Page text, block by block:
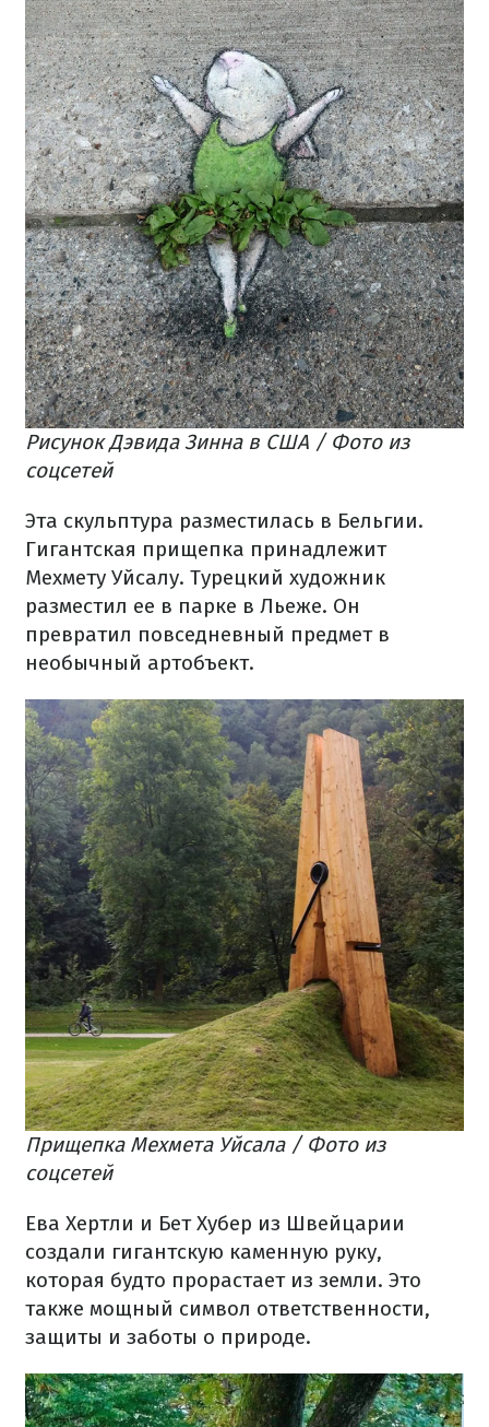
Рисунок Дэвида Зинна в США / Фото из
соцсетей
Эта скульптура разместилась в Бельгии.
Гигантская прищепка принадлежит
Мехмету Уйсалу. Турецкий художник
разместил ее в парке в Льеже. Он
превратил повседневный предмет в
необычный артобъект.
Прищепка Мехмета Уйсала / Фото из
соцсетей
Ева Хертли и Бет Хубер из Швейцарии
создали гигантскую каменную руку,
которая будто прорастает из земли. Это
также мощный символ ответственности,
защиты и заботы о природе.